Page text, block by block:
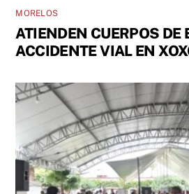
MORELOS
ATIENDEN CUERPOS DE
ACCIDENTE VIAL EN